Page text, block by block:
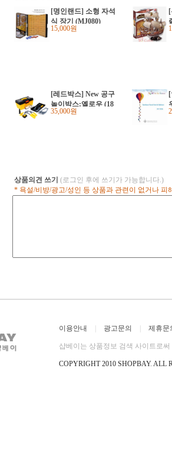
[명인랜드] 소형 자석
식 장기 (MJ080)
15,000원
[레드박스] New 공구
놀이박스:옐로우 (18
종 #65010-1)
35,000원
상품의견 쓰기 (로그인 후에 쓰기가 가능합니다.)
* 욕설/비방/광고/성인 등 상품과 관련이 없거나
이용안내 광고문의 제휴문
샵베이는 상품정보 검색 사이트로
COPYRIGHT 2010 SHOPBAY. ALL